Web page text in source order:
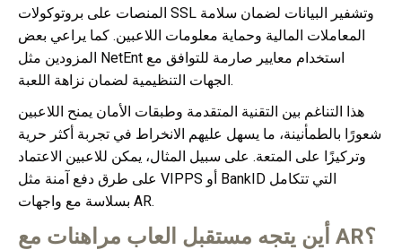
المنصات على بروتوكولات SSL وتشفير البيانات لضمان سلامة
المعاملات المالية وحماية معلومات اللاعبين. كما يراعي بعض
المزودين مثل NetEnt استخدام معايير صارمة للتوافق مع
الجهات التنظيمية لضمان نزاهة اللعبة.
هذا التناغم بين التقنية المتقدمة وطبقات الأمان يمنح اللاعبين
شعورًا بالطمأنينة، ما يسهل عليهم الانخراط في تجربة أكثر حرية
وتركيزًا على المتعة. على سبيل المثال، يمكن للاعبين الاعتماد
على طرق دفع آمنة مثل VIPPS أو BankID التي تتكامل
بسلاسة مع واجهات AR.
أين يتجه مستقبل العاب مراهنات مع AR؟